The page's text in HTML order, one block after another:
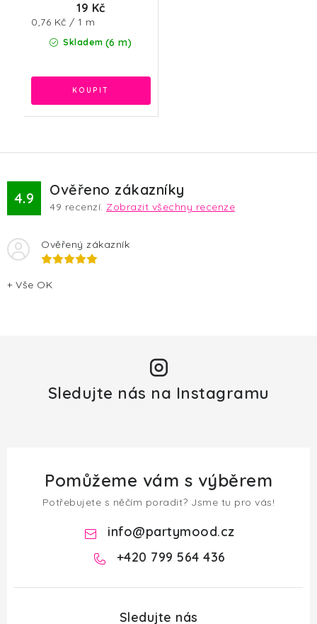
Skladem (6 m)
19 Kč
Měrná
cena:
0,76 Kč / 1 m
4.9 Ověřeno zákazníky
49 recenzí. Zobrazit všechny recenze
Ověřený zákazník
+ Vše OK
Sledujte nás na Instagramu
Pomůžeme vám s výběrem
Potřebujete s něčím poradit? Jsme tu pro vás!
info@partymood.cz
+420 799 564 436